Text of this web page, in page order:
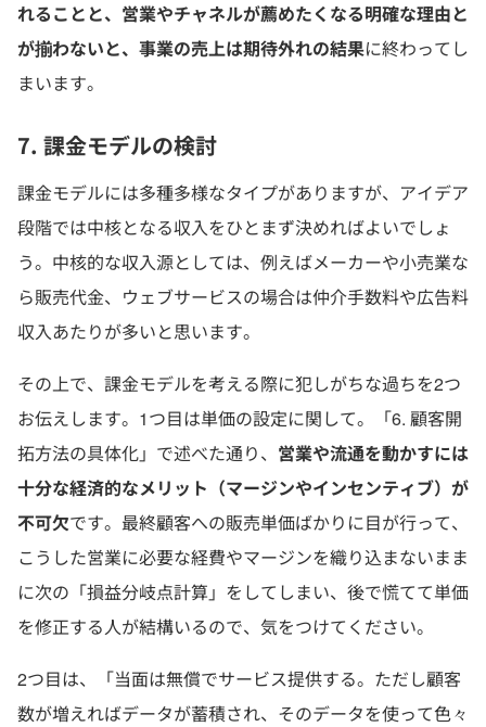
れることと、営業やチャネルが薦めたくなる明確な理由と
が揃わないと、事業の売上は期待外れの結果に終わってし
まいます。
7. 課金モデルの検討
課金モデルには多種多様なタイプがありますが、アイデア
段階では中核となる収入をひとまず決めればよいでしょ
う。中核的な収入源としては、例えばメーカーや小売業な
ら販売代金、ウェブサービスの場合は仲介手数料や広告料
収入あたりが多いと思います。
その上で、課金モデルを考える際に犯しがちな過ちを2つ
お伝えします。1つ目は単価の設定に関して。「6. 顧客開
拓方法の具体化」で述べた通り、 営業や流通を動かすには
十分な経済的なメリット（マージンやインセンティブ）が
不可欠です。最終顧客への販売単価ばかりに目が行って、
こうした営業に必要な経費やマージンを織り込まないまま
に次の「損益分岐点計算」をしてしまい、後で慌てて単価
を修正する人が結構いるので、気をつけてください。
2つ目は、「当面は無償でサービス提供する。ただし顧客
数が増えればデータが蓄積され、そのデータを使って色々